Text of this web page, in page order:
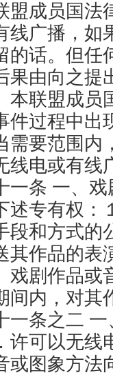
盟成员国法
线广播，如
的话。但任
果由向之提
本联盟成员
件过程中出
需要范围内
线电或有线
一条 一、
述专有权：
段和方式的
其作品的表
戏剧作品或
间内，对其
一条之二
许可以无线
或图象方法